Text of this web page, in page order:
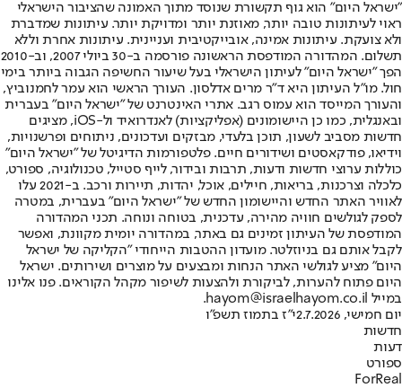
"ישראל היום" הוא גוף תקשורת שנוסד מתוך האמונה שהציבור הישראלי
ראוי לעיתונות טובה יותר, מאוזנת יותר ומדויקת יותר. עיתונות שמדברת
ולא צועקת. עיתונות אמינה, אובייקטיבית ועניינית. עיתונות אחרת וללא
תשלום. המהדורה המודפסת הראשונה פורסמה ב-30 ביולי 2007, וב-2010
הפך "ישראל היום" לעיתון הישראלי בעל שיעור החשיפה הגבוה ביותר בימי
חול. מו"ל העיתון היא ד"ר מרים אדלסון. העורך הראשי הוא עמר לחמנוביץ,
והעורך המייסד הוא עמוס רגב. אתרי האינטרנט של "ישראל היום" בעברית
ובאנגלית, כמו כן היישומונים (אפליקציות) לאנדרואיד ול-iOS, מציגים
חדשות מסביב לשעון, תוכן בלעדי, מבזקים ועדכונים, ניתוחים ופרשנויות,
וידיאו, פודקאסטים ושידורים חיים. פלטפורמות הדיגיטל של "ישראל היום"
כוללות ערוצי חדשות ודעות, תרבות ובידור, לייף סטייל, טכנולוגיה, ספורט,
כלכלה וצרכנות, בריאות, חיילים, אוכל, יהדות, תיירות ורכב. ב-2021 עלו
לאוויר האתר החדש והיישומון החדש של "ישראל היום" בעברית, במטרה
לספק לגולשים חוויה מהירה, עדכנית, בטוחה ונוחה. תכני המהדורה
המודפסת של העיתון זמינים גם באתר, במהדורה יומית מקוונת, ואפשר
לקבל אותם גם בניוזלטר. מועדון ההטבות הייחודי "הקליקה של ישראל
היום" מציע לגולשי האתר הנחות ומבצעים על מוצרים ושירותים. ישראל
היום פתוח להערות, לביקורת ולהצעות לשיפור מקהל הקוראים. פנו אלינו
במייל hayom@israelhayom.co.il.
יום חמישי, 2.7.2026
י"ז בתמוז תשפ"ו
חדשות
דעות
ספורט
ForReal